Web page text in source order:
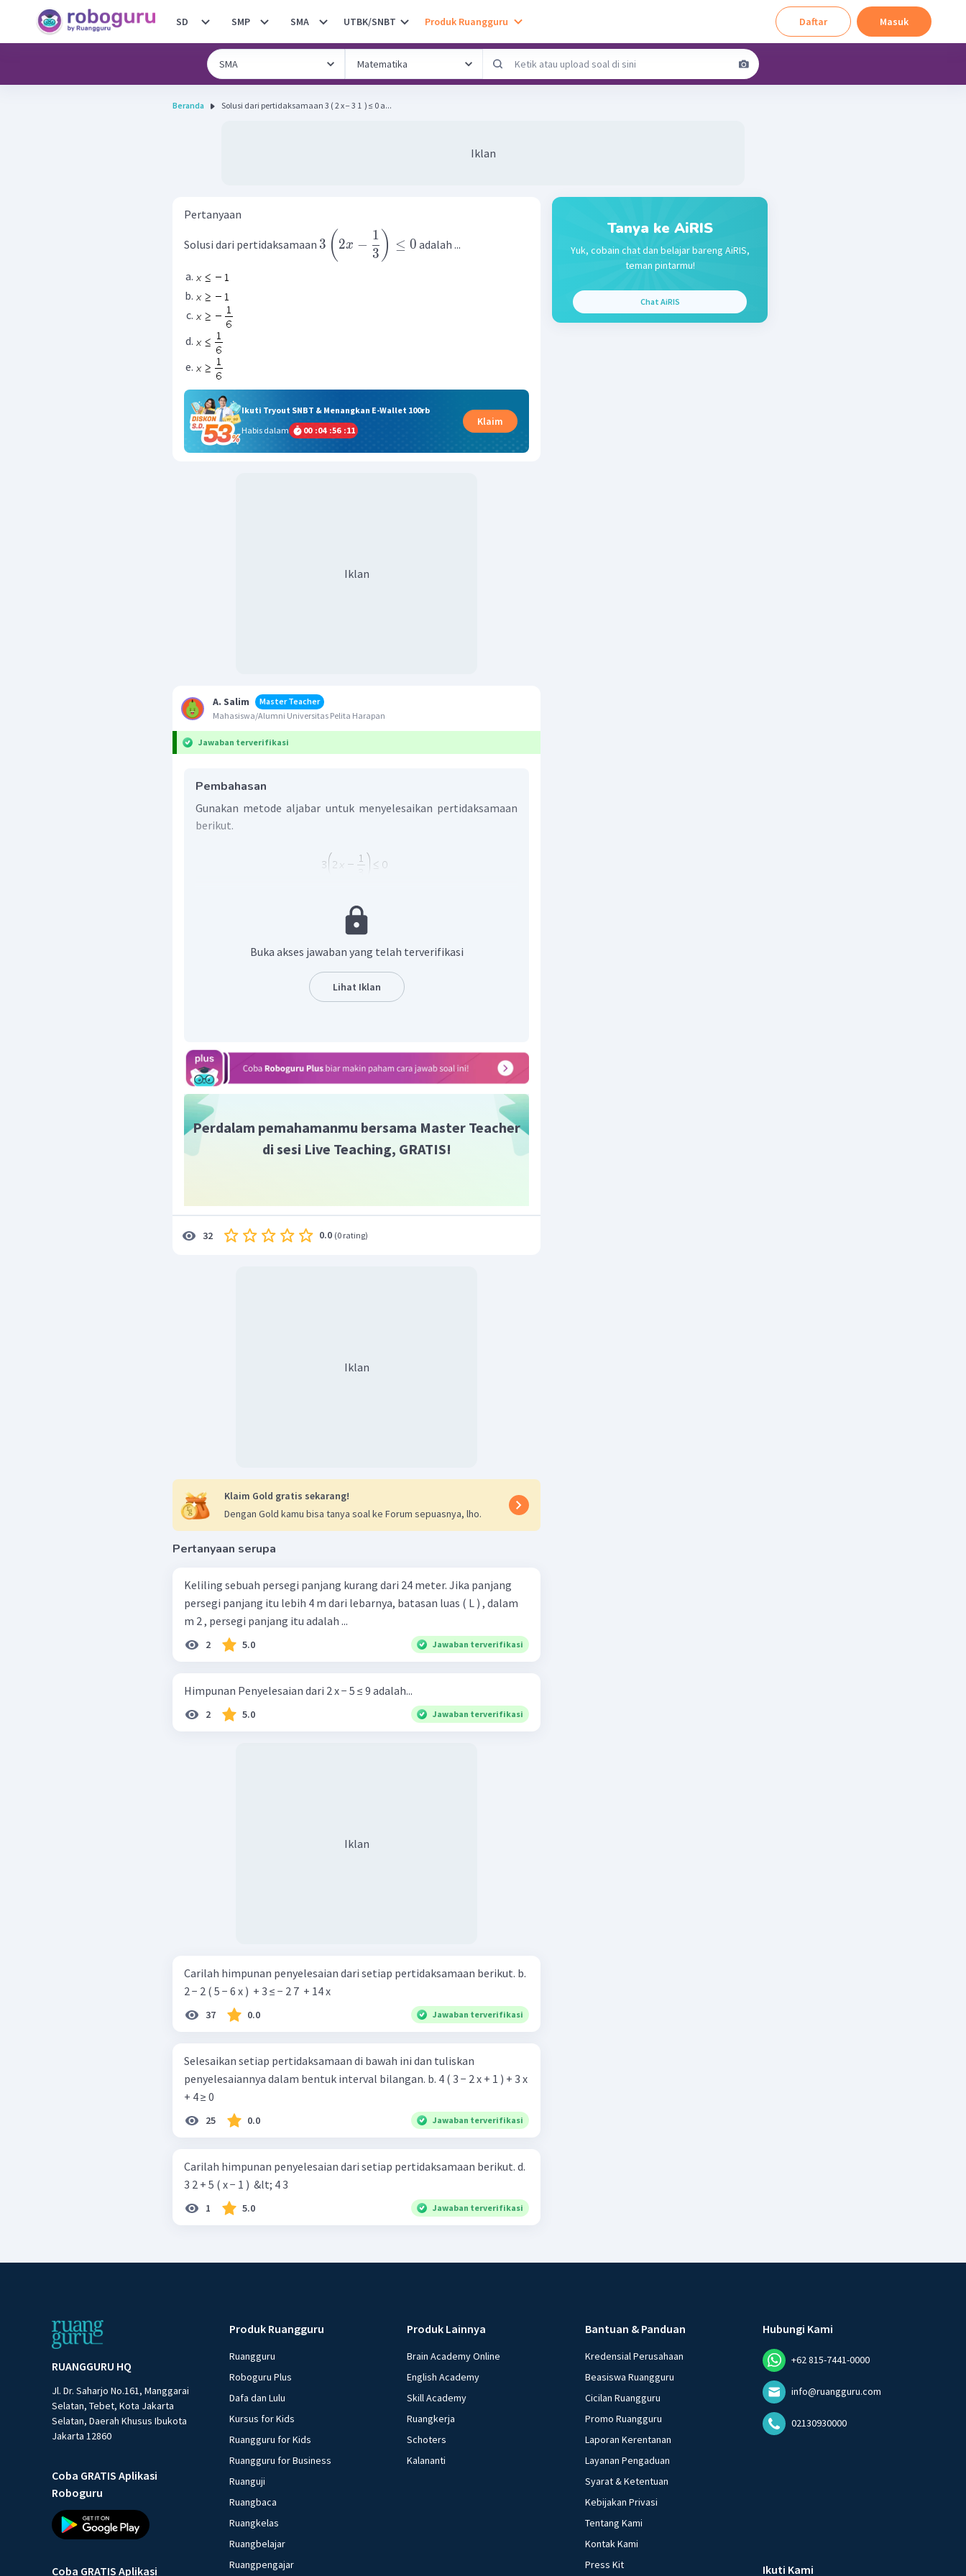
SD SMP SMA UTBK/SNBT Produk Ruangguru Daftar Masuk
Beranda Solusi dari pertidaksamaan 3 ( 2 x − 3 1 ​ ) ≤ 0 a...
Iklan
Pertanyaan
Solusi dari pertidaksamaan 3 ( 2x −
3
1 ) ≤ 0 adalah ...
Ikuti Tryout SNBT & Menangkan E-Wallet 100rb
Habis dalam
00 :04 :56 :10
Klaim
Iklan
A. Salim
Master Teacher
Mahasiswa/Alumni Universitas Pelita Harapan
Jawaban terverifikasi
Pembahasan
Gunakan metode aljabar untuk menyelesaikan pertidaksamaan
berikut.
Oleh karena itu, jawaban yang benar adalah D.
Buka akses jawaban yang telah terverifikasi
Lihat Iklan
Perdalam pemahamanmu bersama Master Teacher
di sesi Live Teaching, GRATIS!
32 0.0 (0 rating)
Iklan
Klaim Gold gratis sekarang!
Dengan Gold kamu bisa tanya soal ke Forum sepuasnya, lho.
Pertanyaan serupa
Keliling sebuah persegi panjang kurang dari 24 meter. Jika panjang
persegi panjang itu lebih 4 m dari lebarnya, batasan luas ( L ) , dalam
m 2 , persegi panjang itu adalah ...
2 5.0 Jawaban terverifikasi
Himpunan Penyelesaian dari 2 x − 5 ≤ 9 adalah...
2 5.0 Jawaban terverifikasi
Iklan
Carilah himpunan penyelesaian dari setiap pertidaksamaan berikut. b.
2 − 2 ( 5 − 6 x ) ​ + 3 ≤ − 2 7 ​ + 14 x
37 0.0 Jawaban terverifikasi
Selesaikan setiap pertidaksamaan di bawah ini dan tuliskan
penyelesaiannya dalam bentuk interval bilangan. b. 4 ( 3 − 2 x + 1 ) + 3 x
+ 4 ≥ 0
25 0.0 Jawaban terverifikasi
Carilah himpunan penyelesaian dari setiap pertidaksamaan berikut. d.
3 2 + 5 ( x − 1 ) ​ &lt; 4 3 ​
1 5.0 Jawaban terverifikasi
Tanya ke AiRIS
Yuk, cobain chat dan belajar bareng AiRIS,
teman pintarmu!
Chat AiRIS
RUANGGURU HQ
Jl. Dr. Saharjo No.161, Manggarai
Selatan, Tebet, Kota Jakarta
Selatan, Daerah Khusus Ibukota
Jakarta 12860
Coba GRATIS Aplikasi
Roboguru
Coba GRATIS Aplikasi
Produk Ruangguru
Ruangguru
Roboguru Plus
Dafa dan Lulu
Kursus for Kids
Ruangguru for Kids
Ruangguru for Business
Ruanguji
Ruangbaca
Ruangkelas
Ruangbelajar
Ruangpengajar
Produk Lainnya
Brain Academy Online
English Academy
Skill Academy
Ruangkerja
Schoters
Kalananti
Bantuan & Panduan
Kredensial Perusahaan
Beasiswa Ruangguru
Cicilan Ruangguru
Promo Ruangguru
Laporan Kerentanan
Layanan Pengaduan
Syarat & Ketentuan
Kebijakan Privasi
Tentang Kami
Kontak Kami
Press Kit
Hubungi Kami
+62 815-7441-0000
info@ruangguru.com
02130930000
Ikuti Kami